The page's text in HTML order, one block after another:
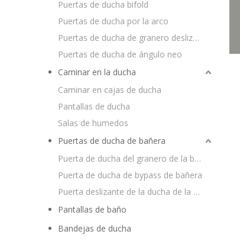
Puertas de ducha bifold
Puertas de ducha por la arco
Puertas de ducha de granero deslizante
Puertas de ducha de ángulo neo
Caminar en la ducha
Caminar en cajas de ducha
Pantallas de ducha
Salas de humedos
Puertas de ducha de bañera
Puerta de ducha del granero de la bañera
Puerta de ducha de bypass de bañera
Puerta deslizante de la ducha de la bañera
Pantallas de baño
Bandejas de ducha